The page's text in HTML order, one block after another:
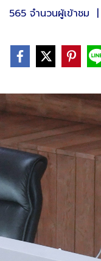
565 จำนวนผู้เข้าชม |